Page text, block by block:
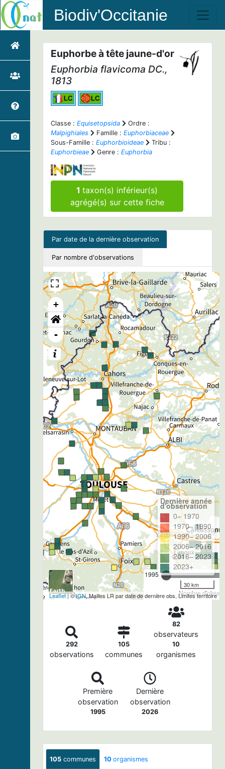
Biodiv'Occitanie
Euphorbe à tête jaune-d'or
Euphorbia flavicoma DC.,
1813
Classe : Equisetopsida
Ordre :
Malpighiales
Famille : Euphorbiaceae
Sous-Famille : Euphorbioideae
Tribu :
Euphorbieae
Genre : Euphorbia
1taxon(s) inférieur(s)
agrégé(s) sur cette fiche
Par date de la dernière observation
Par nombre d'observations
+
-
1995
Nombre
Dernière année
d'observation
0– 1970
1970– 1990
1990– 2006
2006– 2016
2016– 2023
2023+
30 km
Leaflet| ©IGN, Mailles LR par date de dernière obs, Limites territoire
292
observations
105
communes
82
observateurs
10
organismes
Première
observation
1995
Dernière
observation
2026
105 communes 10 organismes